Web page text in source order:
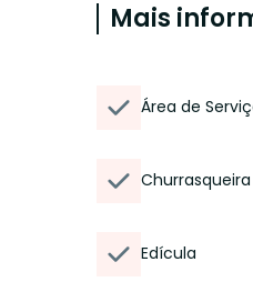
Mais
Área de
Churrasqueira
Edícula